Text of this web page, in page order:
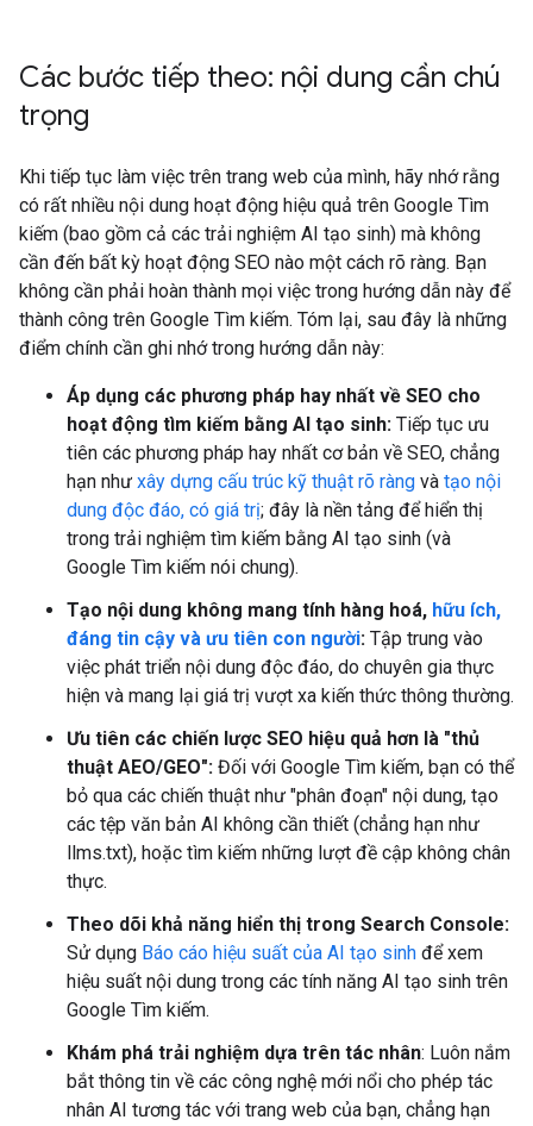
Các bước tiếp theo: nội dung cần chú
trọng
Khi tiếp tục làm việc trên trang web của mình, hãy nhớ rằng
có rất nhiều nội dung hoạt động hiệu quả trên Google Tìm
kiếm (bao gồm cả các trải nghiệm AI tạo sinh) mà không
cần đến bất kỳ hoạt động SEO nào một cách rõ ràng. Bạn
không cần phải hoàn thành mọi việc trong hướng dẫn này để
thành công trên Google Tìm kiếm. Tóm lại, sau đây là những
điểm chính cần ghi nhớ trong hướng dẫn này:
Áp dụng các phương pháp hay nhất về SEO cho
hoạt động tìm kiếm bằng AI tạo sinh: Tiếp tục ưu
tiên các phương pháp hay nhất cơ bản về SEO, chẳng
hạn như xây dựng cấu trúc kỹ thuật rõ ràng và tạo nội
dung độc đáo, có giá trị; đây là nền tảng để hiển thị
trong trải nghiệm tìm kiếm bằng AI tạo sinh (và
Google Tìm kiếm nói chung).
Tạo nội dung không mang tính hàng hoá, hữu ích,
đáng tin cậy và ưu tiên con người: Tập trung vào
việc phát triển nội dung độc đáo, do chuyên gia thực
hiện và mang lại giá trị vượt xa kiến thức thông thường.
Ưu tiên các chiến lược SEO hiệu quả hơn là "thủ
thuật AEO/GEO": Đối với Google Tìm kiếm, bạn có thể
bỏ qua các chiến thuật như "phân đoạn" nội dung, tạo
các tệp văn bản AI không cần thiết (chẳng hạn như
llms.txt), hoặc tìm kiếm những lượt đề cập không chân
thực.
Theo dõi khả năng hiển thị trong Search Console:
Sử dụng Báo cáo hiệu suất của AI tạo sinh để xem
hiệu suất nội dung trong các tính năng AI tạo sinh trên
Google Tìm kiếm.
Khám phá trải nghiệm dựa trên tác nhân: Luôn nắm
bắt thông tin về các công nghệ mới nổi cho phép tác
nhân AI tương tác với trang web của bạn, chẳng hạn